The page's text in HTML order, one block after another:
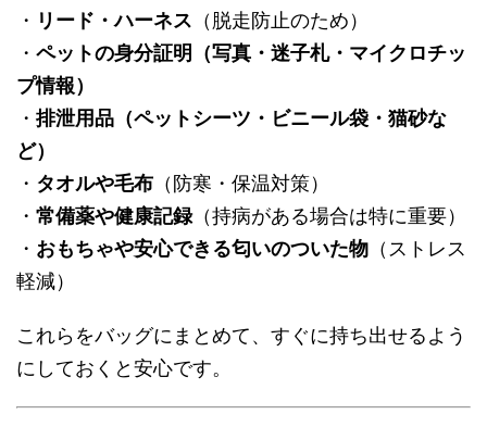
・ リード・ハーネス （脱走防止のため）
・ ペットの身分証明（写真・迷子札・マイクロチッ
プ情報）
・ 排泄用品（ペットシーツ・ビニール袋・猫砂な
ど）
・ タオルや毛布 （防寒・保温対策）
・ 常備薬や健康記録（持病がある場合は特に重要）
・ おもちゃや安心できる匂いのついた物 （ストレス
軽減）
これらをバッグにまとめて、すぐに持ち出せるよう
にしておくと安心です。